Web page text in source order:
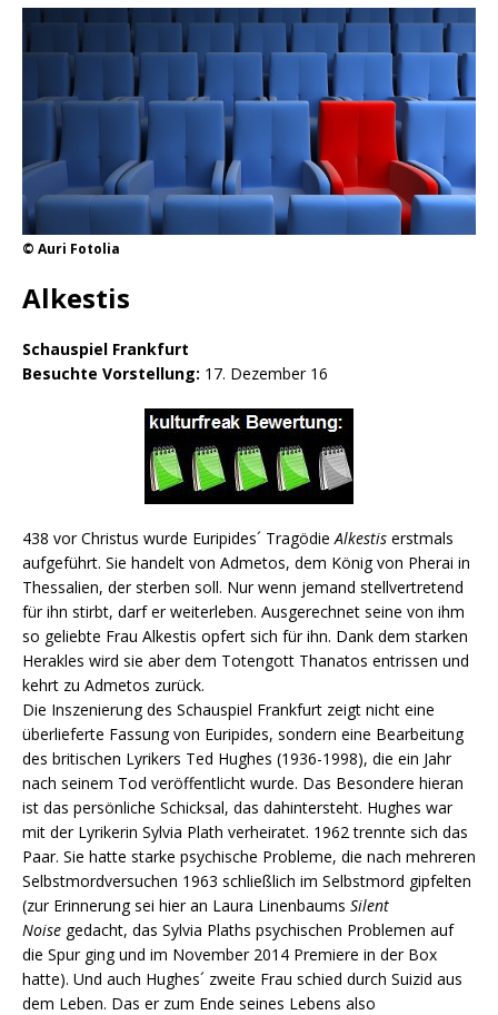
© Auri Fotolia
Alkestis
Schauspiel Frankfurt
Besuchte Vorstellung: 17. Dezember 16
438 vor Christus wurde Euripides´ TragödieAlkestis erstmals
aufgeführt. Sie handelt von Admetos, dem König von Pherai in
Thessalien, der sterben soll. Nur wenn jemand stellvertretend
für ihn stirbt, darf er weiterleben. Ausgerechnet seine von ihm
so geliebte Frau Alkestis opfert sich für ihn. Dank dem starken
Herakles wird sie aber dem Totengott Thanatos entrissen und
kehrt zu Admetos zurück.
Die Inszenierung des Schauspiel Frankfurt zeigt nicht eine
überlieferte Fassung von Euripides, sondern eine Bearbeitung
des britischen Lyrikers Ted Hughes (1936-1998), die ein Jahr
nach seinem Tod veröffentlicht wurde. Das Besondere hieran
ist das persönliche Schicksal, das dahintersteht. Hughes war
mit der Lyrikerin Sylvia Plath verheiratet. 1962 trennte sich das
Paar. Sie hatte starke psychische Probleme, die nach mehreren
Selbstmordversuchen 1963 schließlich im Selbstmord gipfelten
(zur Erinnerung sei hier an Laura Linenbaums Silent
Noise gedacht, das Sylvia Plaths psychischen Problemen auf
die Spur ging und im November 2014 Premiere in der Box
hatte). Und auch Hughes´ zweite Frau schied durch Suizid aus
dem Leben. Das er zum Ende seines Lebens also